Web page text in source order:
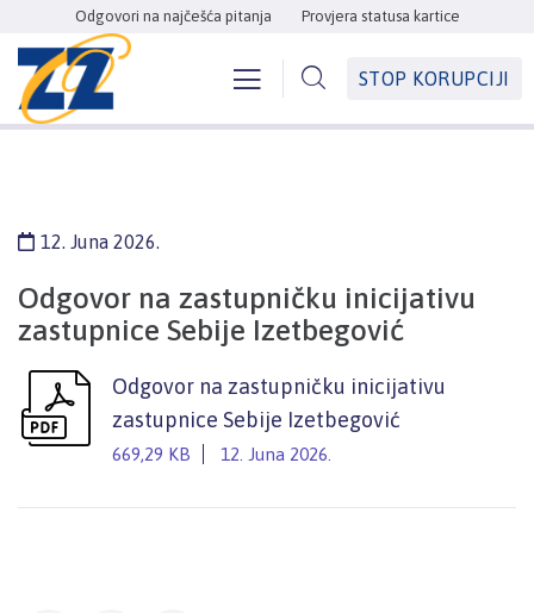
Odgovori na najčešća pitanja Provjera statusa kartice
STOP KORUPCIJI
12. Juna 2026.
Odgovor na zastupničku inicijativu
zastupnice Sebije Izetbegović
Odgovor na zastupničku inicijativu
zastupnice Sebije Izetbegović
669,29 KB 12. Juna 2026.